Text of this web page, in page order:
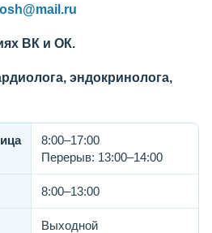
ВК и ОК.
эндокринолога,
8:00–17:00
Перерыв: 13:00–14:00
8:00–13:00
Выходной